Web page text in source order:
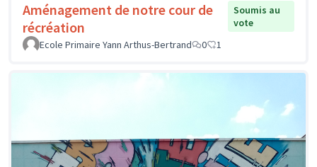
Aménagement de notre cour de
récréation
Soumis au
vote
Ecole Primaire Yann Arthus-Bertrand
0 1